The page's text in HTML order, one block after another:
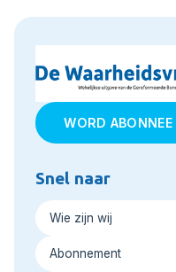
WORD ABONNEE
Snel naar
Wie zijn wij
Abonnement